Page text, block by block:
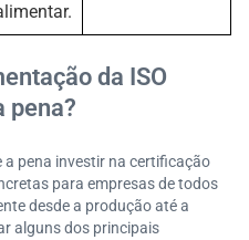
da ISO
pena?
a pena investir na certificação
para empresas de todos
desde a produção até a
alguns dos principais